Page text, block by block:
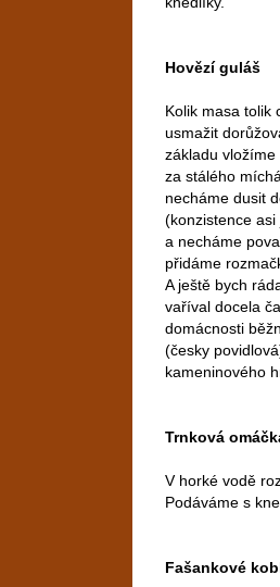
Hovězí guláš
Kolik masa tolik
usmažit
základu
za stálého
necháme dusit
(konzistence
a necháme
přidáme
A ještě bych
vaříval docela
domácnosti
(česky
kameninového
Trnková
V horké vodě
Podáváme s
Fašankové